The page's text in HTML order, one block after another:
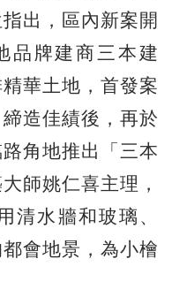
出，區內新案開
品牌建商三本建
華土地，首發案
造佳績後，再於
角地推出「三本
師姚仁喜主理，
清水牆和玻璃、
會地景，為小檜